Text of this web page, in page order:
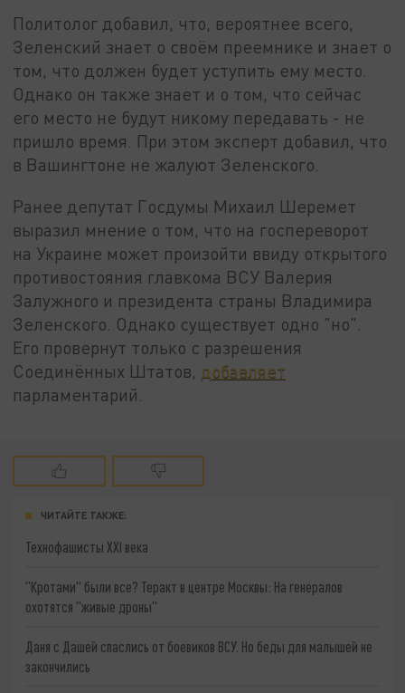
Политолог добавил, что, вероятнее всего,
Зеленский знает о своём преемнике и знает о
том, что должен будет уступить ему место.
Однако он также знает и о том, что сейчас
его место не будут никому передавать - не
пришло время. При этом эксперт добавил, что
в Вашингтоне не жалуют Зеленского.
Ранее депутат Госдумы Михаил Шеремет
выразил мнение о том, что на госпереворот
на Украине может произойти ввиду открытого
противостояния главкома ВСУ Валерия
Залужного и президента страны Владимира
Зеленского. Однако существует одно "но".
Его провернут только с разрешения
Соединённых Штатов, добавляет
парламентарий.
ЧИТАЙТЕ ТАКЖЕ:
Технофашисты XXI века
"Кротами" были все? Теракт в центре Москвы: На генералов
охотятся "живые дроны"
Даня с Дашей спаслись от боевиков ВСУ. Но беды для малышей не
закончились